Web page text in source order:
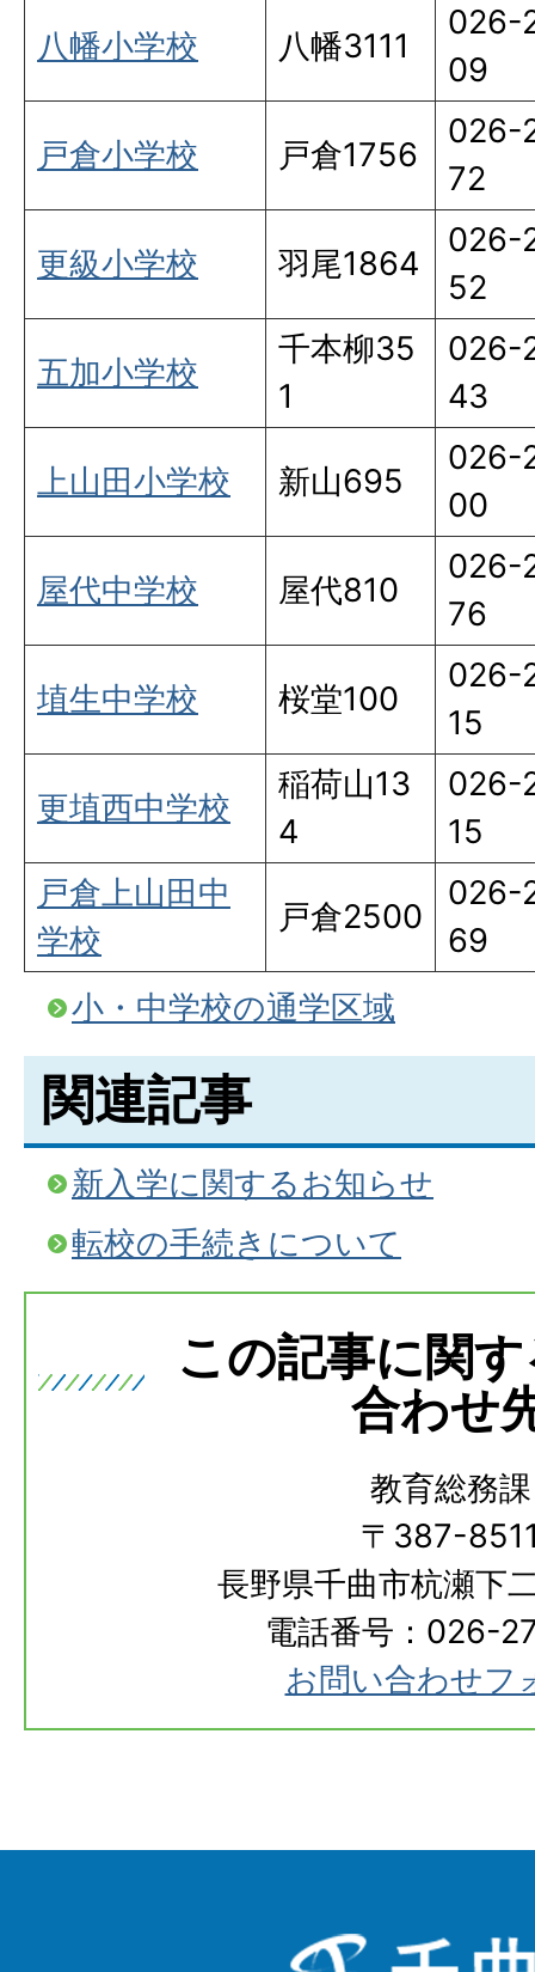
八幡小学校 八幡3111
026-
09
戸倉小学校 戸倉1756
026-
72
更級小学校 羽尾1864
026-
52
五加小学校
千本柳35
1
026-
43
上山田小学校 新山695
026-
00
屋代中学校 屋代810
026-
76
埴生中学校 桜堂100
026-
15
更埴西中学校
稲荷山13
4
026-
15
戸倉上山田中
学校
戸倉2500
026-
69
小・中学校の通学区域
関連記事
新入学に関するお知らせ
転校の手続きについて
この記事に関
合わせ
教育総務課
〒387-
長野県千曲市杭瀬下
電話番号：026-
お問い合わせフ
千